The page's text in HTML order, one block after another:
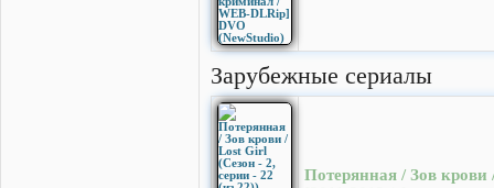
Зарубежные сериалы
Потерянная / Зов крови